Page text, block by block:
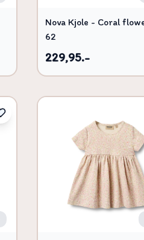
Nova Kjole - Coral
62
229,95.-